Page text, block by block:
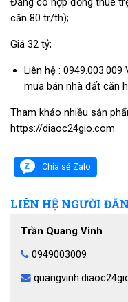
căn 80 tr/th);
Giá 32 tỷ;
Liên hệ :
mua bán nhà đất căn
Tham khảo nhiều sản
https://diaoc24gio.com
Chia sẻ Zalo
LIÊN HỆ NGƯỜI
Trần Quang Vinh
0949003009